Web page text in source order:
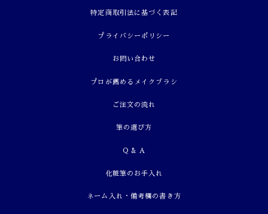
特定商取引法に基づく表記
プライバシーポリシー
お問い合わせ
プロが薦めるメイクブラシ
ご注文の流れ
筆の選び方
Q & A
化粧筆のお手入れ
ネーム入れ・備考欄の書き方